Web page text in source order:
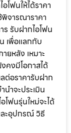
โฟนให้ได้ราคา
จารณาราคา
ร รับฝากไอโฟน
เพื่อแลกกับ
ยหลัง เหมาะ
คงมีโอกาสได้
ต่อราคารับฝาก
ำจะประเมิน
โฟนรุ่นใหม่จะได้
ละอุปกรณ์ วิธี